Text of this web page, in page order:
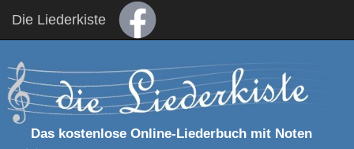
Die Liederkiste
Das kostenlose Online-Liederbuch mit Noten